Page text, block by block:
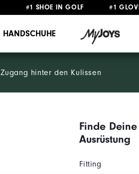
#1 SHOE IN GOLF #1 GLOVE
HANDSCHUHE
Zugang hinter den Kulissen
Finde Deine
Ausrüstung
Fitting